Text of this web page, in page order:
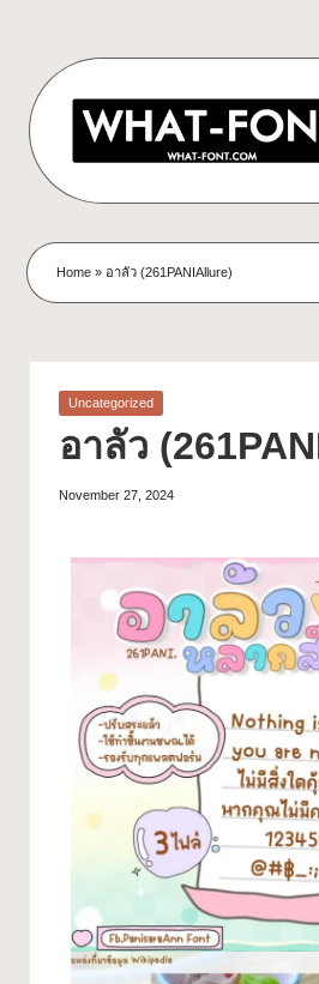
Home » อาลัว (261PANIAllure)
Uncategorized
อาลัว
November 27, 2024